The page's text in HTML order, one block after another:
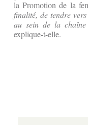
la Promotion de la
finalité, de tendre
au sein de la
explique-t-elle.